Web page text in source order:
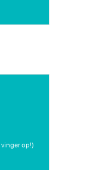
vinger op!)